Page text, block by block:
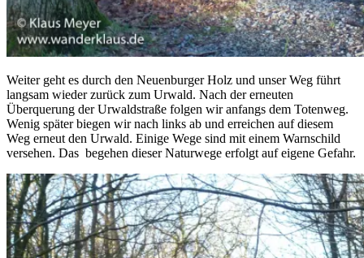
Weiter geht es durch den Neuenburger Holz und unser Weg führt
langsam wieder zurück zum Urwald. Nach der erneuten
Überquerung der Urwaldstraße folgen wir anfangs dem Totenweg.
Wenig später biegen wir nach links ab und erreichen auf diesem
Weg erneut den Urwald. Einige Wege sind mit einem Warnschild
versehen. Das begehen dieser Naturwege erfolgt auf eigene Gefahr.